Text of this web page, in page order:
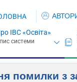
ІВС «Освіта»
помилки з